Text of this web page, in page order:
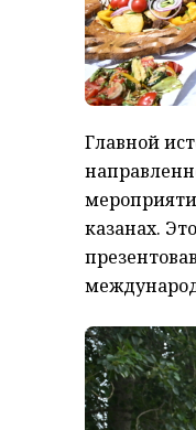
Главной
казанах.